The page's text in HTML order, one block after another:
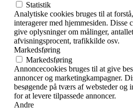
Statistik
Analytiske cookies bruges til at
interagerer med hjemmesiden. Disse
give oplysninger om målinger,
afvisningsprocent, trafikkilde osv.
Markedsføring
Markedsføring
Annoncecookies bruges til at give
annoncer og marketingkampagner.
besøgende på tværs af websteder og
for at levere tilpassede annoncer.
Andre